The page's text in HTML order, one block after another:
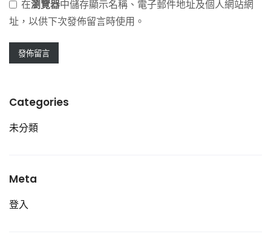
在瀏覽器中儲存顯示名稱、電子郵件地址及個人網站網
址，以供下次發佈留言時使用。
Categories
未分類
Meta
登入